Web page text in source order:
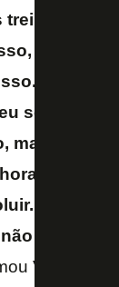
treinos eu
por
E os
sou um
mas
Eu
Então,
tenho
Vitinho, à